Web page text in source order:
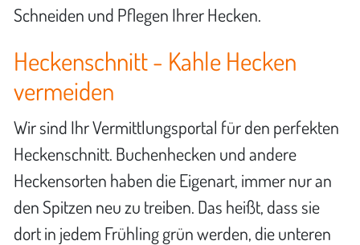
Schneiden und Pflegen Ihrer Hecken.
Heckenschnitt - Kahle Hecken
vermeiden
Wir sind Ihr Vermittlungsportal für den perfekten
Heckenschnitt. Buchenhecken und andere
Heckensorten haben die Eigenart, immer nur an
den Spitzen neu zu treiben. Das heißt, dass sie
dort in jedem Frühling grün werden, die unteren